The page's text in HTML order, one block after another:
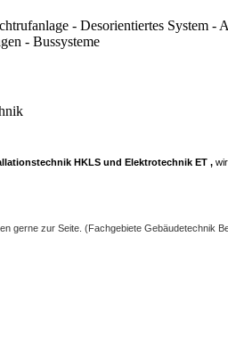
- Desorientiertes System -
- Bussysteme
HKLS und Elektrotechnik ET ,
gerne zur Seite. (Fachgebiete Gebäudetechnik